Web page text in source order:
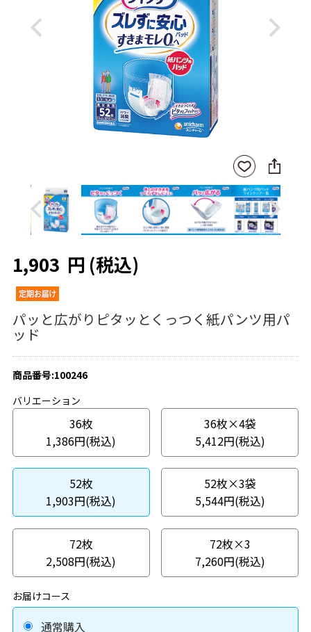
Previous Next
お気
に入
りに
登録
SNS
に
シ
ェ
ア
Previous Next
1,903 円 (税込)
パッと広がりピタッとくっつく紙パンツ用パ
ッド
商品番号:100246
バリエーション
36枚
1,386円(税込)
36枚×4袋
5,412円(税込)
52枚
1,903円(税込)
52枚×3袋
5,544円(税込)
72枚
2,508円(税込)
72枚×3
7,260円(税込)
お届けコース
通常購入